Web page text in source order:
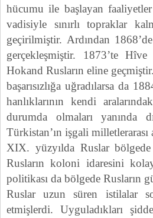
hücumu ile başlayan
vadisiyle sınırlı topraklar
geçirilmiştir. Ardından
gerçekleşmiştir. 1873’te
Hokand Rusların eline
başarısızlığa uğradılarsa da
hanlıklarının kendi
durumda olmaları yanında
Türkistan’ın işgali milletlerarası
XIX. yüzyılda Ruslar
Rusların koloni idaresini
politikası da bölgede Rusların
Ruslar uzun süren istilalar
etmişlerdi. Uyguladıkları